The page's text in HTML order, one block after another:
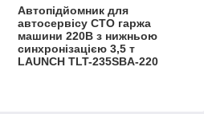
Автопідйомник для
автосервісу СТО гаржа
машини 220В з нижньою
синхронізацією 3,5 т
LAUNCH TLT-235SBA-220